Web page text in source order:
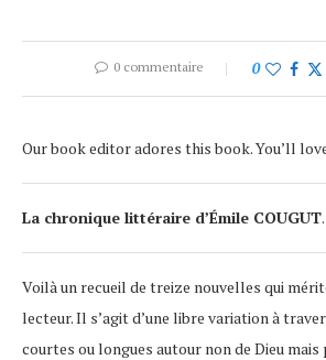
0 commentaire 0
Our book editor adores this book. You’ll
La chronique littéraire d’Émile COUGUT.
Voilà un recueil de treize nouvelles qui
lecteur. Il s’agit d’une libre variation à
courtes ou longues autour non de Dieu